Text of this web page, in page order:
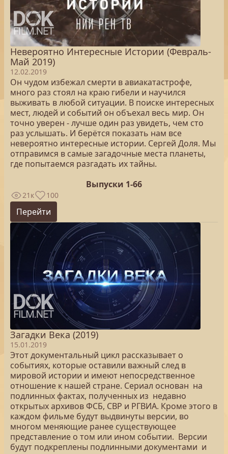
Невероятно Интересные Истории (Февраль-
Май 2019)
12.02.2019
Он чудом избежал смерти в авиакатастрофе,
много раз стоял на краю гибели и научился
выживать в любой ситуации. В поиске интересных
мест, людей и событий он объехал весь мир. Он
точно уверен - лучше один раз увидеть, чем сто
раз услышать. И берётся показать нам все
невероятно интересные истории. Сергей Доля. Мы
отправимся в самые загадочные места планеты,
где попытаемся разгадать их тайны.
Выпуски 1-66
21к 100
Перейти
Загадки Века (2019)
15.01.2019
Этот документальный цикл рассказывает о
событиях, которые оставили важный след в
мировой истории и имеют непосредственное
отношение к нашей стране. Сериал основан на
подлинных фактах, полученных из недавно
открытых архивов ФСБ, СВР и РГВИА. Кроме этого в
каждом фильме будут выдвинуты версии, во
многом меняющие ранее существующее
представление о том или ином событии. Версии
будут подкреплены подлинными документами и